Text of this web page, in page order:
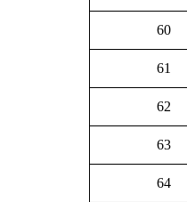
60
61
62
63
64